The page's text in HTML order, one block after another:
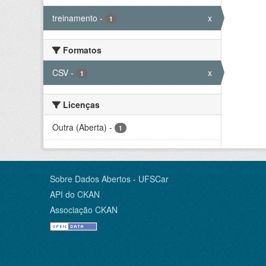
treinamento - 1 x
Formatos
CSV - 1 x
Licenças
Outra (Aberta) - 1
Sobre Dados Abertos - UFSCar
API do CKAN
Associação CKAN